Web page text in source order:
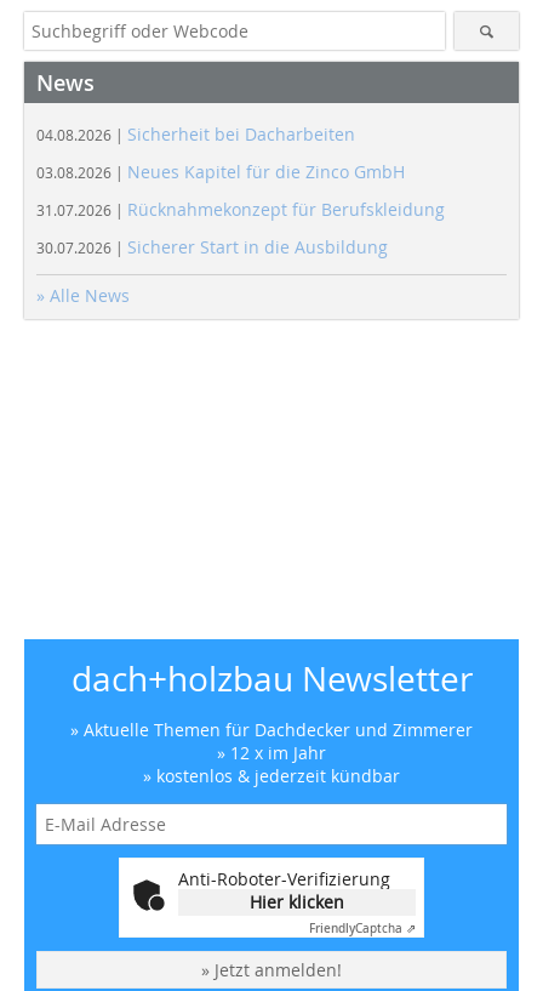
News
04.08.2026 | Sicherheit bei Dacharbeiten
03.08.2026 | Neues Kapitel für die Zinco GmbH
31.07.2026 | Rücknahmekonzept für Berufskleidung
30.07.2026 | Sicherer Start in die Ausbildung
» Alle News
dach+holzbau Newsletter
» Aktuelle Themen für Dachdecker und Zimmerer
» 12 x im Jahr
» kostenlos & jederzeit kündbar
Anti-Roboter-Verifizierung
Hier klicken
FriendlyCaptcha ⇗
» Jetzt anmelden!